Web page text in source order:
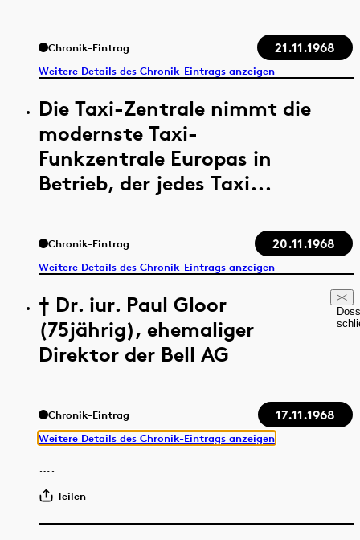
Chronik-Eintrag 21.11.1968
Weitere Details des Chronik-Eintrags anzeigen
Die Taxi-Zentrale nimmt die
modernste Taxi-
Funkzentrale Europas in
Betrieb, der jedes Taxi...
Chronik-Eintrag 20.11.1968
Weitere Details des Chronik-Eintrags anzeigen
† Dr. iur. Paul Gloor
(75jährig), ehemaliger
Direktor der Bell AG
Chronik-Eintrag 17.11.1968
Weitere Details des Chronik-Eintrags anzeigen
….
Teilen